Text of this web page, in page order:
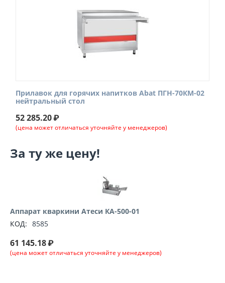
Прилавок для горячих напитков Abat ПГН-70КМ-02
нейтральный стол
52 285.20₽
(цена может отличаться уточняйте у менеджеров)
За ту же цену!
Аппарат кваркини Атеси КА-500-01
КОД: 8585
61 145.18₽
(цена может отличаться уточняйте у менеджеров)